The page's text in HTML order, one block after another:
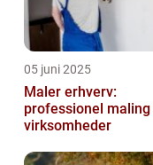
05 juni 2025
Maler erhverv:
professionel maling
virksomheder